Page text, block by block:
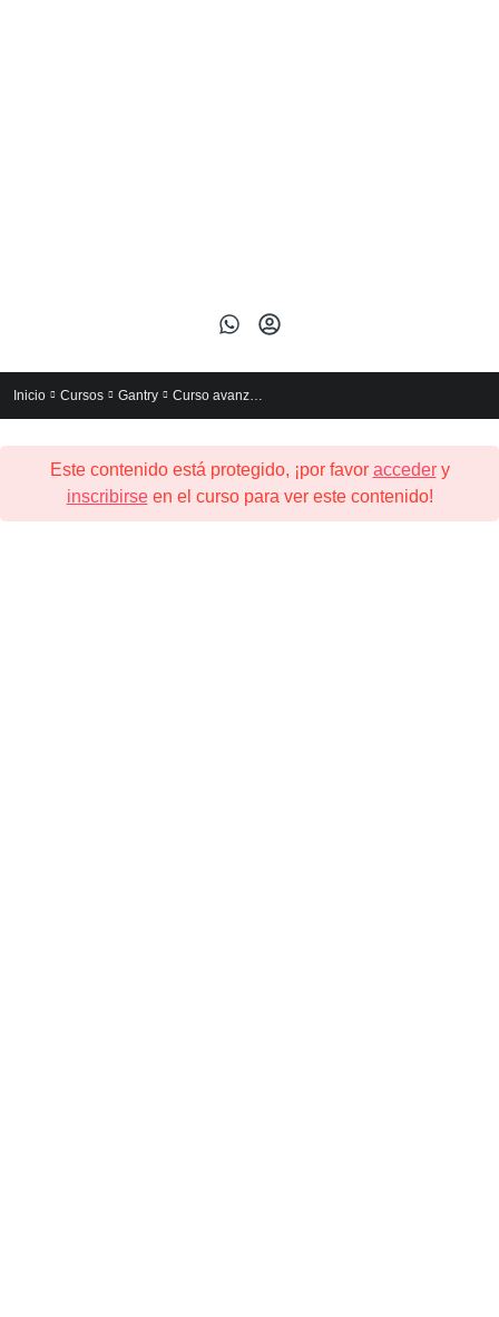
Inicio Cursos Gantry Curso avanzado de Gantry 5
Este contenido está protegido, ¡por favor accedery
inscribirseen el curso para ver este contenido!